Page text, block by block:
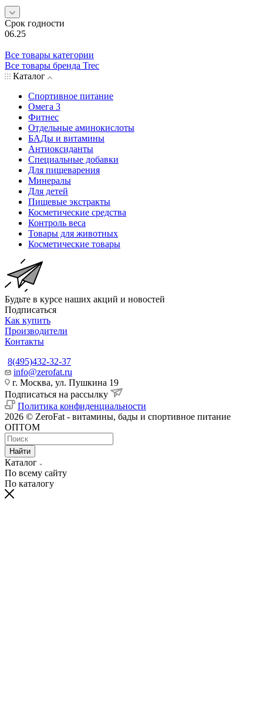
Срок годности
06.25
Все товары категории
Все товары бренда Trec
Каталог
Спортивное питание
Омега 3
Фитнес
Отдельные аминокислоты
БАДы и витамины
Антиоксиданты
Специальные добавки
Для пищеварения
Минералы
Для детей
Пищевые экстракты
Косметические средства
Контроль веса
Товары для животных
Косметические товары
Будьте в курсе наших акций и новостей
Подписаться
Как купить
Производители
Контакты
8(495)432-32-37
info@zerofat.ru
г. Москва, ул. Пушкина 19
Подписаться на рассылку
Политика конфиденциальности
2026 © ZeroFat - витамины, бады и спортивное питание
ОПТОМ
Найти
Каталог
По всему сайту
По каталогу